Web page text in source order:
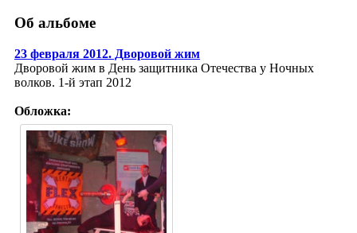
Об альбоме
23 февраля 2012. Дворовой жим
Дворовой жим в День защитника Отечества у Ночных
волков. 1-й этап 2012
Обложка: